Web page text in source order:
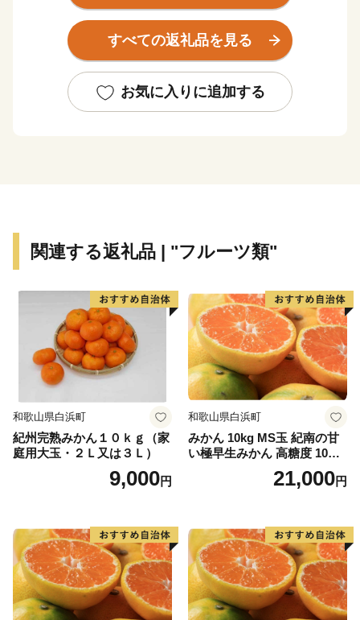
近代では、世界的な研究者や技術者、音楽家や芸術家を
輩出したほか、世界に名高い多くの企業が、浜松から生
まれています。
浜松市は東京と大阪のほぼ中央に位置する、人口約80万
人の政令指定都市。北は天竜の美林、南は遠州灘、西は
施設も年々充実しています。
さらに豊かな自然環境と都市部の調和、温暖な気候、魅
力ある食文化などにより、近年、観光地としての人気も
高まっています。
すべての返礼品を見る
お気に入りに追加する
関連する返礼品 | "フルーツ類"
和歌山県白浜町
紀州完熟みかん１０ｋｇ（家
庭用大玉・２Ｌ又は３Ｌ）
9,000円
和歌山県白浜町
みかん 10kg MS玉 紀南の甘
い極早生みかん 高糖度 10月
以降発送 マルチ被覆栽培
21,000円